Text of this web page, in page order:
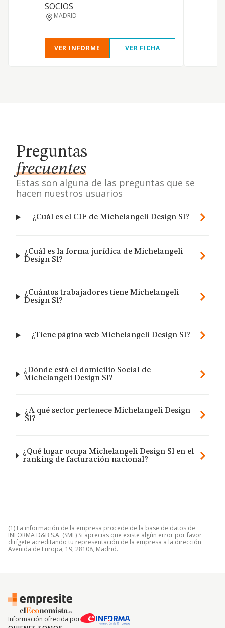
SOCIOS
MADRID
VER INFORME VER FICHA
Preguntas
frecuentes
Estas son alguna de las preguntas que se
hacen nuestros usuarios
¿Cuál es el CIF de Michelangeli Design Sl?
¿Cuál es la forma jurídica de Michelangeli
Design Sl?
¿Cuántos trabajadores tiene Michelangeli
Design Sl?
¿Tiene página web Michelangeli Design Sl?
¿Dónde está el domicilio Social de
Michelangeli Design Sl?
¿A qué sector pertenece Michelangeli Design
Sl?
¿Qué lugar ocupa Michelangeli Design Sl en el
ranking de facturación nacional?
(1) La información de la empresa procede de la base de datos de
INFORMA D&B S.A. (SME) Si aprecias que existe algún error por favor
dirígete acreditando tu representación de la empresa a la dirección
Avenida de Europa, 19, 28108, Madrid.
Información ofrecida por